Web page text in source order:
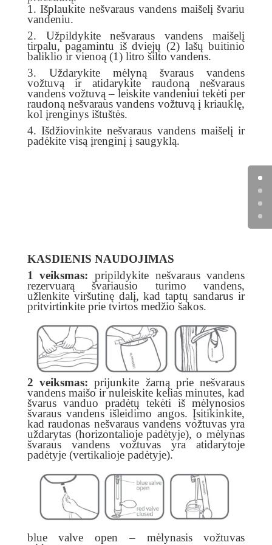
1. Išplaukite nešvaraus vandens maišelį švariu
vandeniu.
2. Užpildykite nešvaraus vandens maišelį
tirpalu, pagamintu iš dviejų (2) lašų buitinio
baliklio ir vienoą (1) litro šilto vandens.
3. Uždarykite mėlyną švaraus vandens
vožtuvą ir atidarykite raudoną nešvaraus
vandens vožtuvą – leiskite vandeniui tekėti per
raudoną nešvaraus vandens vožtuvą į kriauklę,
kol įrenginys ištuštės.
4. Išdžiovinkite nešvaraus vandens maišelį ir
padėkite visą įrenginį į saugyklą.
KASDIENIS NAUDOJIMAS
1 veiksmas: pripildykite nešvaraus vandens
rezervuarą švariausio turimo vandens,
užlenkite viršutinę dalį, kad taptų sandarus ir
pritvirtinkite prie tvirtos medžio šakos.
2 veiksmas: prijunkite žarną prie nešvaraus
vandens maišo ir nuleiskite kelias minutes, kad
švarus vanduo pradėtų tekėti iš mėlynosios
švaraus vandens išleidimo angos. Įsitikinkite,
kad raudonas nešvaraus vandens vožtuvas yra
uždarytas (horizontalioje padėtyje), o mėlynas
švaraus vandens vožtuvas yra atidarytoje
padėtyje (vertikalioje padėtyje).
blue valve open – mėlynasis vožtuvas